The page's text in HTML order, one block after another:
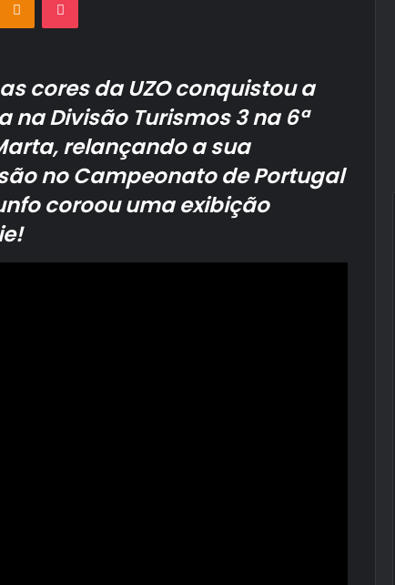
cores da UZO conquistou a
Divisão Turismos 3 na 6ª
relançando a sua
no Campeonato de Portugal
coroou uma exibição